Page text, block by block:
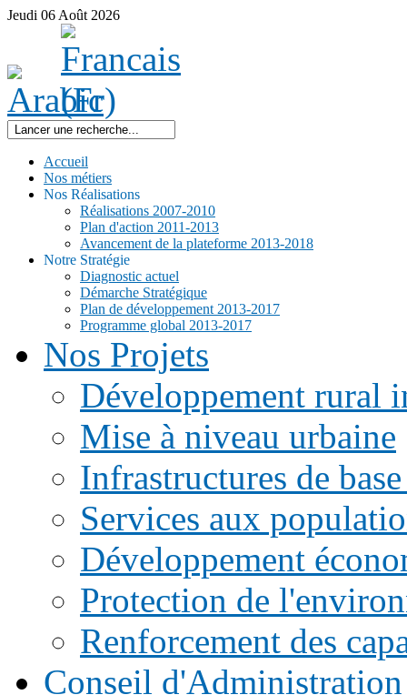
Jeudi 06 Août 2026
Accueil
Nos métiers
Nos Réalisations
Réalisations 2007-2010
Plan d'action 2011-2013
Avancement de la plateforme 2013-2018
Notre Stratégie
Diagnostic actuel
Démarche Stratégique
Plan de développement 2013-2017
Programme global 2013-2017
Nos Projets
Développement rural
Mise à niveau urbaine
Infrastructures de
Services aux
Développement
Protection de
Renforcement des
Conseil d'Administration